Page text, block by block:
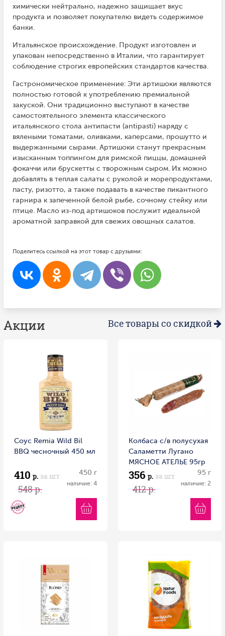
химически нейтрально, надежно защищает вкус
продукта и позволяет покупателю видеть содержимое
банки.
Итальянское происхождение. Продукт изготовлен и
упакован непосредственно в Италии, что гарантирует
соблюдение строгих европейских стандартов качества.
Гастрономическое применение: Эти артишоки являются
полностью готовой к употреблению премиальной
закуской. Они традиционно выступают в качестве
самостоятельного элемента классического
итальянского стола антипасти (antipasti) наряду с
вялеными томатами, оливками, каперсами, прошутто и
выдержанными сырами. Артишоки станут прекрасным
изысканным топпингом для римской пиццы, домашней
фокаччи или брускетты с творожным сыром. Их можно
добавлять в теплая салаты с руколой и морепродуктами,
пасту, ризотто, а также подавать в качестве пикантного
гарнира к запеченной белой рыбе, сочному стейку или
птице. Масло из-под артишоков послужит идеальной
ароматной заправкой для свежих овощных салатов.
Поделитесь ссылкой на этот товар с друзьями:
Акции Все товары со скидкой
Соус Remia Wild Bil
BBQ чесночный 450 мл
410 р. за шт
548 р.
450 г
наличие: 4
Колбаса с/в полусухая
Саламетти Лугано
МЯСНОЕ АТЕЛЬЕ 95гр
1/20 Россия
356 р. за шт
412 р.
95 г
наличие: 2